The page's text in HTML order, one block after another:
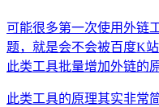
可能很多第一次使用外链
题，就是会不会被百度K
此类工具批量增加外链的
此类工具的原理其实非常